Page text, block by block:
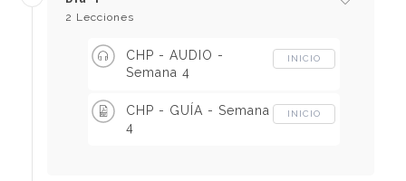
2 Lecciones
CHP - AUDIO -
Semana 4
INICIO
CHP - GUÍA - Semana
4
INICIO